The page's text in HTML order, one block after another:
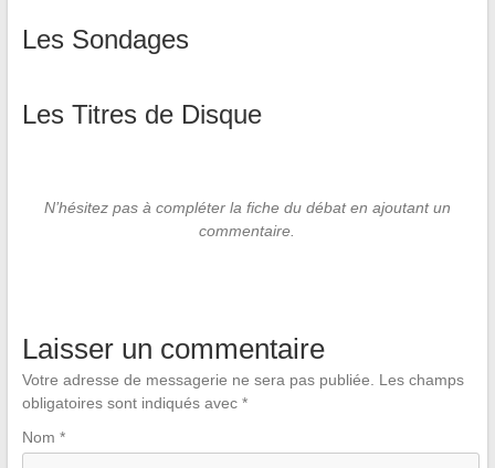
Les Sondages
Les Titres de Disque
N’hésitez pas à compléter la fiche du débat en ajoutant un
commentaire.
Laisser un commentaire
Votre adresse de messagerie ne sera pas publiée.
Les champs
obligatoires sont indiqués avec *
Nom *